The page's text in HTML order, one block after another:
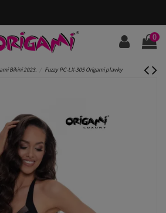
0
Bikini 2023. Fuzzy PC-LX-305 Origami plavky